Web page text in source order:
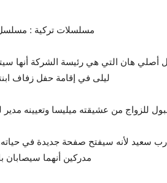
مسلسلات تركية :
هان التي هي رئيسة الشركة أنها
ليلى في إقامة حفل زفاف
للزواج من عشيقته ميليسا وتعيينه
سعيد لأنه سيفتح صفحة جديدة في
مدركين أنهما سيصابان